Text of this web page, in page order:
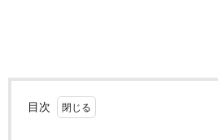
目次